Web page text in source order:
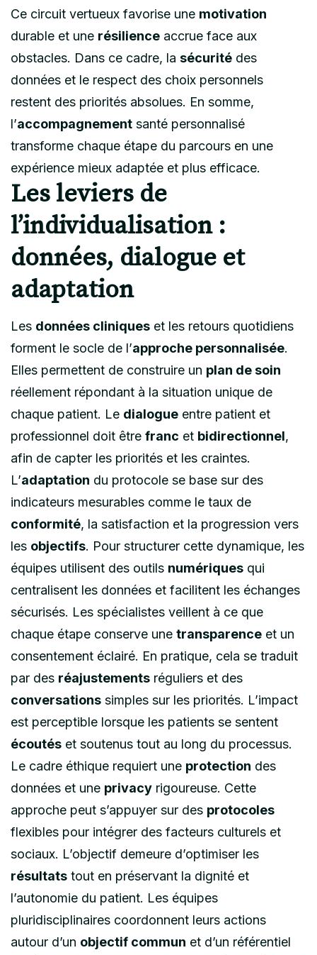
Ce circuit vertueux favorise une motivation
durable et une résilience accrue face aux
obstacles. Dans ce cadre, la sécurité des
données et le respect des choix personnels
restent des priorités absolues. En somme,
l’accompagnement santé personnalisé
transforme chaque étape du parcours en une
expérience mieux adaptée et plus efficace.
Les leviers de
l’individualisation :
données, dialogue et
adaptation
Les données cliniques et les retours quotidiens
forment le socle de l’approche personnalisée.
Elles permettent de construire un plan de soin
réellement répondant à la situation unique de
chaque patient. Le dialogue entre patient et
professionnel doit être franc et bidirectionnel,
afin de capter les priorités et les craintes.
L’adaptation du protocole se base sur des
indicateurs mesurables comme le taux de
conformité, la satisfaction et la progression vers
les objectifs. Pour structurer cette dynamique, les
équipes utilisent des outils numériques qui
centralisent les données et facilitent les échanges
sécurisés. Les spécialistes veillent à ce que
chaque étape conserve une transparence et un
consentement éclairé. En pratique, cela se traduit
par des réajustements réguliers et des
conversations simples sur les priorités. L’impact
est perceptible lorsque les patients se sentent
écoutés et soutenus tout au long du processus.
Le cadre éthique requiert une protection des
données et une privacy rigoureuse. Cette
approche peut s’appuyer sur des protocoles
flexibles pour intégrer des facteurs culturels et
sociaux. L’objectif demeure d’optimiser les
résultats tout en préservant la dignité et
l’autonomie du patient. Les équipes
pluridisciplinaires coordonnent leurs actions
autour d’un objectif commun et d’un référentiel